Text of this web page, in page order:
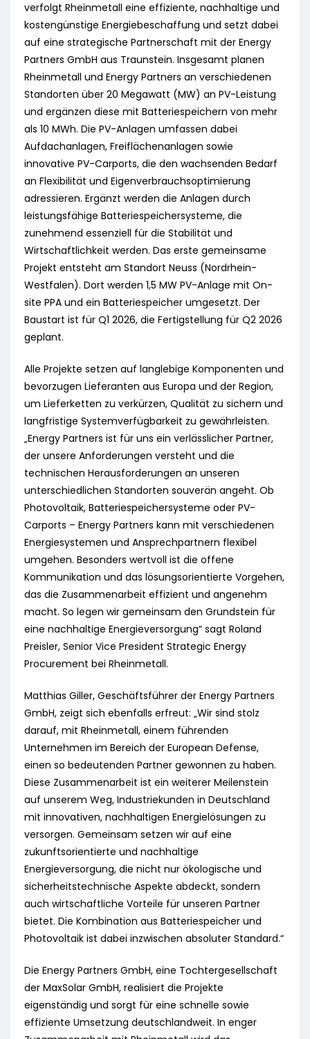
verfolgt Rheinmetall eine effiziente, nachhaltige und
kostengünstige Energiebeschaffung und setzt dabei
auf eine strategische Partnerschaft mit der Energy
Partners GmbH aus Traunstein. Insgesamt planen
Rheinmetall und Energy Partners an verschiedenen
Standorten über 20 Megawatt (MW) an PV-Leistung
und ergänzen diese mit Batteriespeichern von mehr
als 10 MWh. Die PV-Anlagen umfassen dabei
Aufdachanlagen, Freiflächenanlagen sowie
innovative PV-Carports, die den wachsenden Bedarf
an Flexibilität und Eigenverbrauchsoptimierung
adressieren. Ergänzt werden die Anlagen durch
leistungsfähige Batteriespeichersysteme, die
zunehmend essenziell für die Stabilität und
Wirtschaftlichkeit werden. Das erste gemeinsame
Projekt entsteht am Standort Neuss (Nordrhein-
Westfalen). Dort werden 1,5 MW PV-Anlage mit On-
site PPA und ein Batteriespeicher umgesetzt. Der
Baustart ist für Q1 2026, die Fertigstellung für Q2 2026
geplant.
Alle Projekte setzen auf langlebige Komponenten und
bevorzugen Lieferanten aus Europa und der Region,
um Lieferketten zu verkürzen, Qualität zu sichern und
langfristige Systemverfügbarkeit zu gewährleisten.
„Energy Partners ist für uns ein verlässlicher Partner,
der unsere Anforderungen versteht und die
technischen Herausforderungen an unseren
unterschiedlichen Standorten souverän angeht. Ob
Photovoltaik, Batteriespeichersysteme oder PV-
Carports – Energy Partners kann mit verschiedenen
Energiesystemen und Ansprechpartnern flexibel
umgehen. Besonders wertvoll ist die offene
Kommunikation und das lösungsorientierte Vorgehen,
das die Zusammenarbeit effizient und angenehm
macht. So legen wir gemeinsam den Grundstein für
eine nachhaltige Energieversorgung“ sagt Roland
Preisler, Senior Vice President Strategic Energy
Procurement bei Rheinmetall.
Matthias Giller, Geschäftsführer der Energy Partners
GmbH, zeigt sich ebenfalls erfreut: „Wir sind stolz
darauf, mit Rheinmetall, einem führenden
Unternehmen im Bereich der European Defense,
einen so bedeutenden Partner gewonnen zu haben.
Diese Zusammenarbeit ist ein weiterer Meilenstein
auf unserem Weg, Industriekunden in Deutschland
mit innovativen, nachhaltigen Energielösungen zu
versorgen. Gemeinsam setzen wir auf eine
zukunftsorientierte und nachhaltige
Energieversorgung, die nicht nur ökologische und
sicherheitstechnische Aspekte abdeckt, sondern
auch wirtschaftliche Vorteile für unseren Partner
bietet. Die Kombination aus Batteriespeicher und
Photovoltaik ist dabei inzwischen absoluter Standard.“
Die Energy Partners GmbH, eine Tochtergesellschaft
der MaxSolar GmbH, realisiert die Projekte
eigenständig und sorgt für eine schnelle sowie
effiziente Umsetzung deutschlandweit. In enger